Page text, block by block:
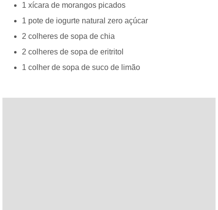
1 xícara de morangos picados
1 pote de iogurte natural zero açúcar
2 colheres de sopa de chia
2 colheres de sopa de eritritol
1 colher de sopa de suco de limão